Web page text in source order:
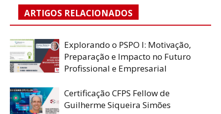
ARTIGOS RELACIONADOS
Explorando o PSPO I: Motivação,
Preparação e Impacto no Futuro
Profissional e Empresarial
Certificação CFPS Fellow de
Guilherme Siqueira Simões